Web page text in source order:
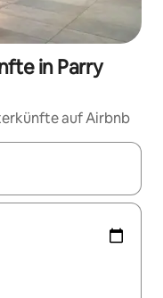
in Parry
auf Airbnb
mit den